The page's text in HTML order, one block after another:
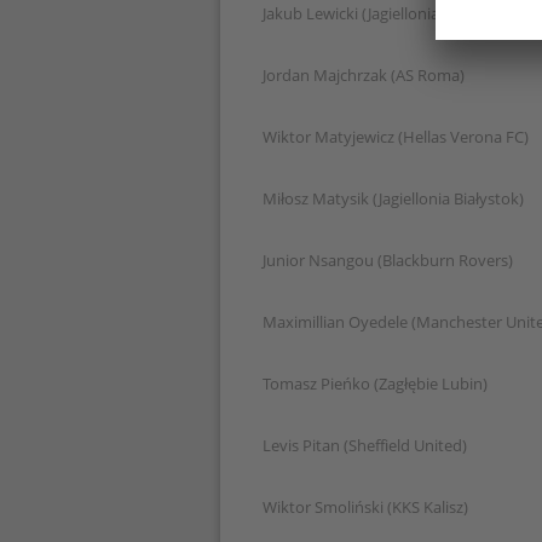
Jakub Lewicki (Jagiellonia Białystok)
Jordan Majchrzak (AS Roma)
Wiktor Matyjewicz (Hellas Verona FC)
Miłosz Matysik (Jagiellonia Białystok)
Junior Nsangou (Blackburn Rovers)
Maximillian Oyedele (Manchester
Tomasz Pieńko (Zagłębie Lubin)
Levis Pitan (Sheffield United)
Wiktor Smoliński (KKS Kalisz)